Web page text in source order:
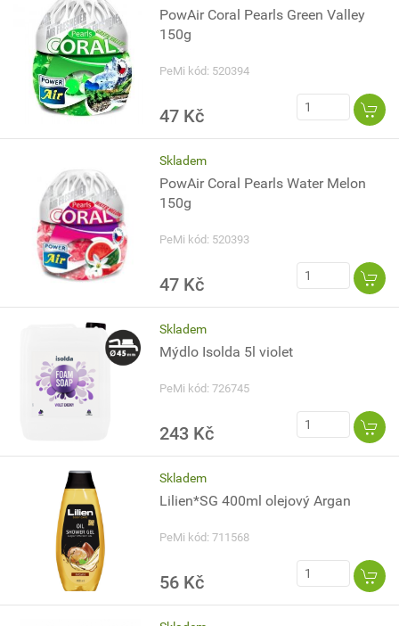
PowAir Coral Pearls Green Valley
150g
PeMi kód: 520394
47 Kč
Skladem
PowAir Coral Pearls Water Melon
150g
PeMi kód: 520393
47 Kč
Skladem
Mýdlo Isolda 5l violet
PeMi kód: 726745
243 Kč
Skladem
Lilien*SG 400ml olejový Argan
PeMi kód: 711568
56 Kč